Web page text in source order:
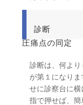
診断
圧痛点の同定
診断は、何より
が第１になり
せに診察台に
指で押せば、簡